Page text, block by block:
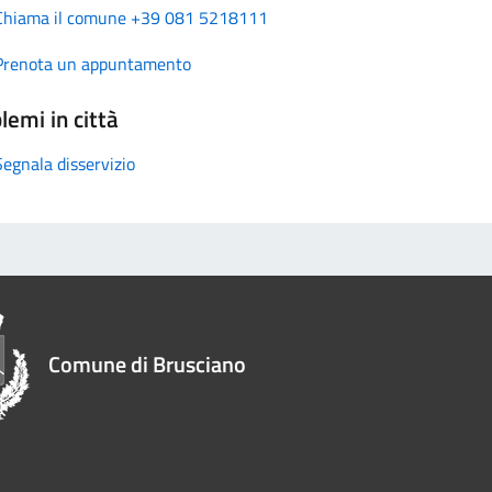
il comune +39 081 5218111
un appuntamento
in città
disservizio
Comune di Brusciano